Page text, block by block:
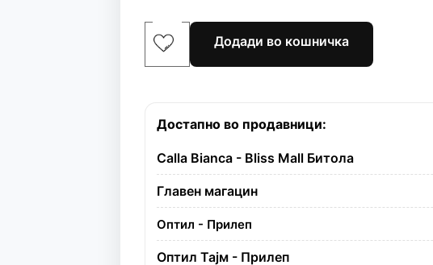
Додади во кошничка
Достапно во продавници:
Calla Bianca - Bliss Mall Битола
Главен магацин
Оптил - Прилеп
Оптил Тајм - Прилеп